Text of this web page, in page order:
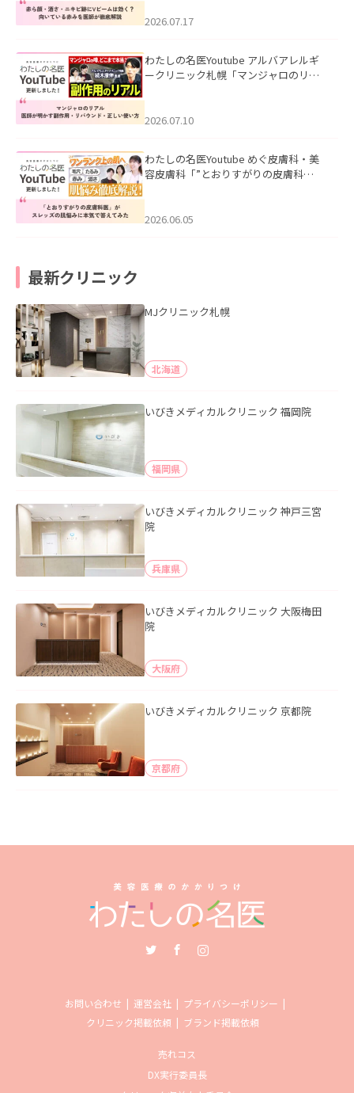
した。
2026.07.17
わたしの名医Youtube アルバアレルギ
ークリニック札幌「マンジャロのリア
た。
2026.07.10
わたしの名医Youtube めぐ皮膚科・美
容皮膚科「”とおりすがりの皮膚科
2026.06.05
最新クリニック
MJクリニック札幌
北海道
いびきメディカルクリニック 福岡院
福岡県
いびきメディカルクリニック 神戸三宮
院
兵庫県
いびきメディカルクリニック 大阪梅田
院
大阪府
いびきメディカルクリニック 京都院
京都府
お問い合わせ 運営会社
プライバシーポリシー
クリニック掲載依頼
ブランド掲載依頼
売れコス
DX実行委員長